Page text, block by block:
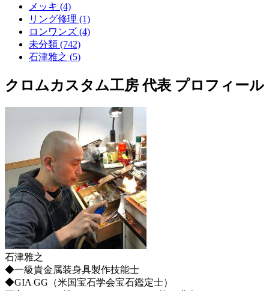
メッキ (4)
リング修理 (1)
ロンワンズ (4)
未分類 (742)
石津雅之 (5)
クロムカスタム工房 代表 プロフィール
石津雅之
◆一級貴金属装身具製作技能士
◆GIA GG（米国宝石学会宝石鑑定士）